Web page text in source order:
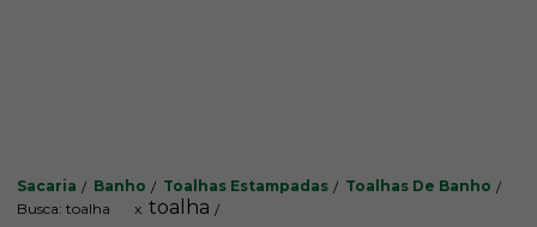
Sacaria Banho Toalhas Estampadas
Toalhas De Banho
Busca: toalha
x toalha